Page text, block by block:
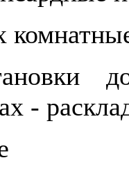
-